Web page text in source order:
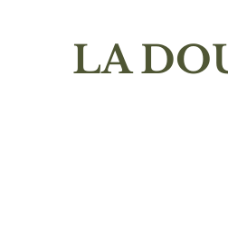
LA